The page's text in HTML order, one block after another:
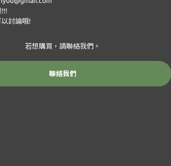
!!!
討論哦!
若想購買，請聯絡我們。
聯絡我們